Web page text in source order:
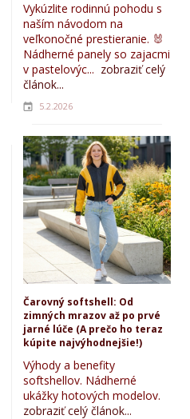
Vykúzlite rodinnú pohodu s
naším návodom na
veľkonočné prestieranie. 🐰
Nádherné panely so zajacmi
v pastelovýc... zobraziť celý
článok...
5.2.2026
Čarovný softshell: Od
zimných mrazov až po prvé
jarné lúče (A prečo ho teraz
kúpite najvýhodnejšie!)
Výhody a benefity
softshellov. Nádherné
ukážky hotových modelov.
zobraziť celý článok...